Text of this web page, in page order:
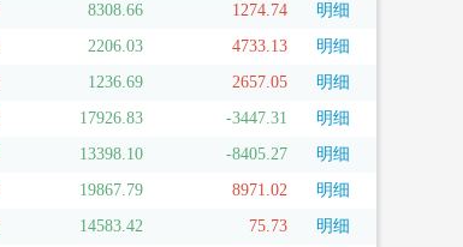
8308.66 1274.74
明细
2206.03 4733.13
明细
1236.69 2657.05
明细
17926.83 -3447.31
明细
13398.10 -8405.27
明细
19867.79 8971.02
明细
14583.42 75.73
明细